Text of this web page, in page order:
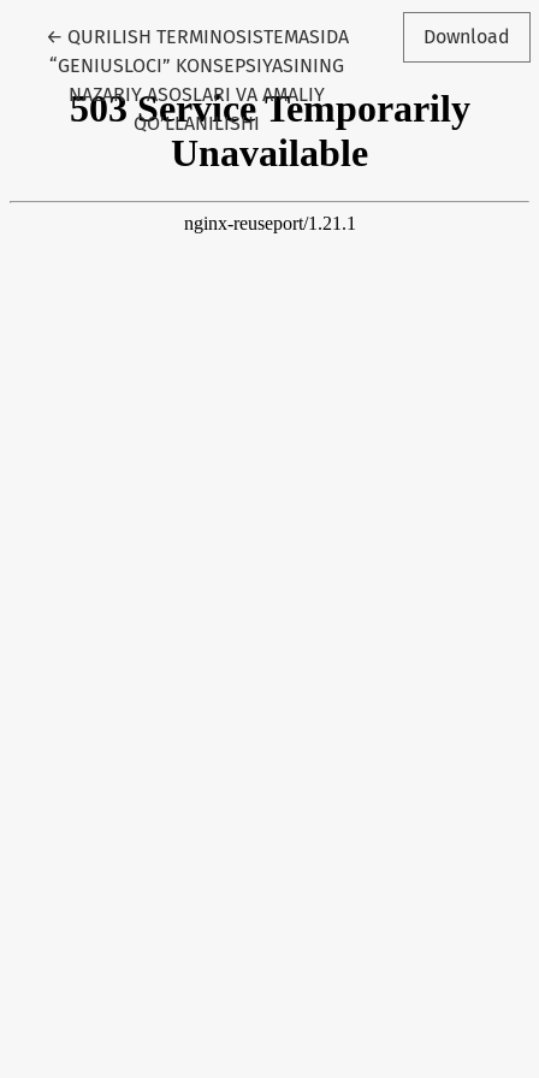
← Return to Article Details
QURILISH TERMINOSISTEMASIDA
“GENIUSLOCI” KONSEPSIYASINING
NAZARIY ASOSLARI VA AMALIY
QO’LLANILISHI
Download